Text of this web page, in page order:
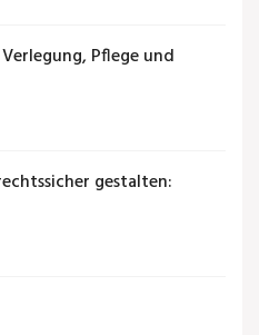
Pflege und
gestalten: